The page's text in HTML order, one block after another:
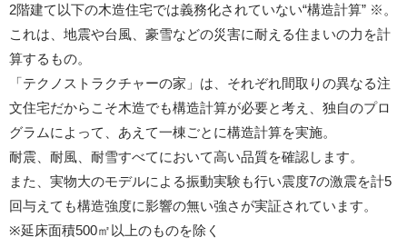
2階建て以下の木造住宅では義務化されていない“構造計算” ※。
これは、地震や台風、豪雪などの災害に耐える住まいの力を計
算するもの。
「テクノストラクチャーの家」は、それぞれ間取りの異なる注
文住宅だからこそ木造でも構造計算が必要と考え、独自のプロ
グラムによって、あえて一棟ごとに構造計算を実施。
耐震、耐風、耐雪すべてにおいて高い品質を確認します。
また、実物大のモデルによる振動実験も行い震度7の激震を計5
回与えても構造強度に影響の無い強さが実証されています。
※延床面積500㎡以上のものを除く